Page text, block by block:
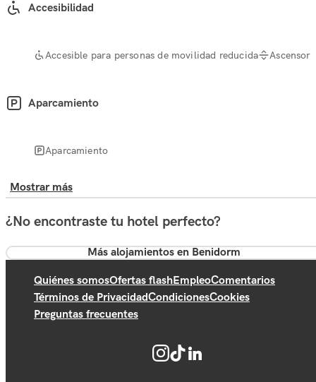
Accesibilidad
Accesible para personas de movilidad reducida Ascensor
Aparcamiento
Aparcamiento
Mostrar más
¿No encontraste tu hotel perfecto?
Más alojamientos en Benidorm
Quiénes somosOfertas flashEmpleoComentarios
Términos de PrivacidadCondicionesCookies
Preguntas frecuentes